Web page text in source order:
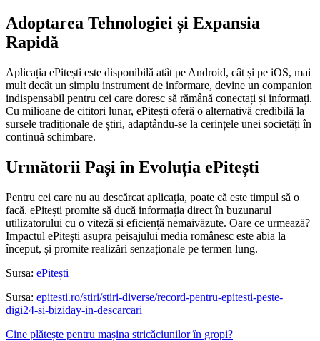
Adoptarea Tehnologiei și Expansia
Rapidă
Aplicația ePitești este disponibilă atât pe Android, cât și pe iOS, mai
mult decât un simplu instrument de informare, devine un companion
indispensabil pentru cei care doresc să rămână conectați și informați.
Cu milioane de cititori lunar, ePitești oferă o alternativă credibilă la
sursele tradiționale de știri, adaptându-se la cerințele unei societăți în
continuă schimbare.
Următorii Pași în Evoluția ePitești
Pentru cei care nu au descărcat aplicația, poate că este timpul să o
facă. ePitești promite să ducă informația direct în buzunarul
utilizatorului cu o viteză și eficiență nemaivăzute. Oare ce urmează?
Impactul ePitești asupra peisajului media românesc este abia la
început, și promite realizări senzaționale pe termen lung.
Sursa: ePitești
Sursa: epitesti.ro/stiri/stiri-diverse/record-pentru-epitesti-peste-
digi24-si-biziday-in-descarcari
Cine plătește pentru mașina stricăciunilor în gropi?